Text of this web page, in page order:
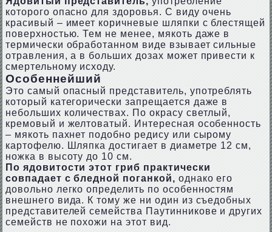
которого опасно для здоровья. С виду очень
красивый – имеет коричневые шляпки с блестящей
поверхностью. Тем не менее, мякоть даже в
термически обработанном виде взывает сильные
отравления, а в больших дозах может привести к
смертельному исходу.
Особеннейший
Это самый опасный представитель, употреблять
который категорически запрещается даже в
небольших количествах. По окрасу светлый,
кремовый и желтоватый. Интересная особенность
– мякоть пахнет подобно редису или сырому
картофелю. Шляпка достигает в диаметре 12 см,
ножка в высоту до 10 см.
По ядовитости этот гриб практически
совпадает с бледной поганкой, однако его
довольно легко определить по особенностям
внешнего вида. К тому же ни один из съедобных
представителей семейства Паутинникове и других
семейств не похожи на этот вид.